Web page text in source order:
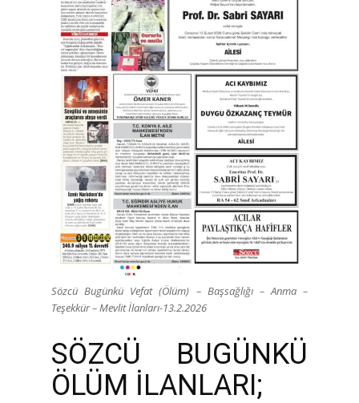
Sözcü Bugünkü Vefat (Ölüm) – Başsağlığı – Anma –
Teşekkür – Mevlit İlanları-13.2.2026
SÖZCÜ BUGÜNKÜ
ÖLÜM İLANLARI;